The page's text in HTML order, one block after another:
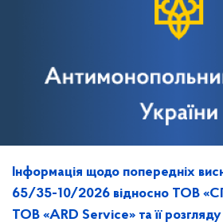
Інформація щодо попередніх
65/35-10/2026 відносно ТОВ
ТОВ «ARD Service» та її розгляду